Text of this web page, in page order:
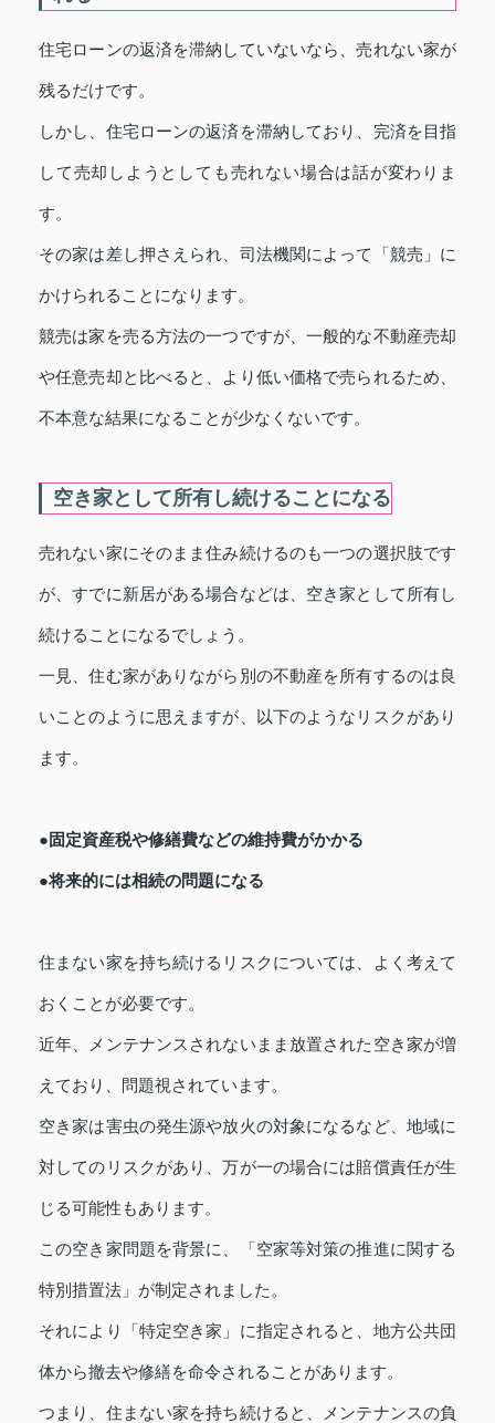
住宅ローンの返済を滞納していないなら、売れない家が
残るだけです。
しかし、住宅ローンの返済を滞納しており、完済を目指
して売却しようとしても売れない場合は話が変わりま
す。
その家は差し押さえられ、司法機関によって「競売」に
かけられることになります。
競売は家を売る方法の一つですが、一般的な不動産売却
や任意売却と比べると、より低い価格で売られるため、
不本意な結果になることが少なくないです。
空き家として所有し続けることになる
売れない家にそのまま住み続けるのも一つの選択肢です
が、すでに新居がある場合などは、空き家として所有し
続けることになるでしょう。
一見、住む家がありながら別の不動産を所有するのは良
いことのように思えますが、以下のようなリスクがあり
ます。
●固定資産税や修繕費などの維持費がかかる
●将来的には相続の問題になる
住まない家を持ち続けるリスクについては、よく考えて
おくことが必要です。
近年、メンテナンスされないまま放置された空き家が増
えており、問題視されています。
空き家は害虫の発生源や放火の対象になるなど、地域に
対してのリスクがあり、万が一の場合には賠償責任が生
じる可能性もあります。
この空き家問題を背景に、「空家等対策の推進に関する
特別措置法」が制定されました。
それにより「特定空き家」に指定されると、地方公共団
体から撤去や修繕を命令されることがあります。
つまり、住まない家を持ち続けると、メンテナンスの負